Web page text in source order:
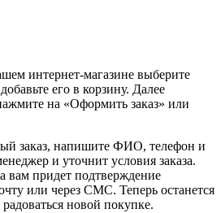
интернет-магазине выберите
его в корзину. Далее
на «Оформить заказ» или
заказ, напишите ФИО, телефон и
и уточнит условия заказа.
вам придет подтверждение
или через СМС. Теперь останется
новой покупке.